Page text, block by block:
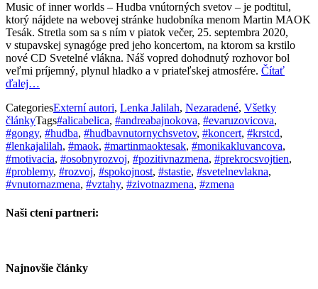
Music of inner worlds – Hudba vnútorných svetov – je podtitul,
ktorý nájdete na webovej stránke hudobníka menom Martin MAOK
Tesák. Stretla som sa s ním v piatok večer, 25. septembra 2020,
v stupavskej synagóge pred jeho koncertom, na ktorom sa krstilo
nové CD Svetelné vlákna. Náš vopred dohodnutý rozhovor bol
veľmi príjemný, plynul hladko a v priateľskej atmosfére. Čítať
ďalej…
CategoriesExterní autori, Lenka Jalilah, Nezaradené, Všetky
článkyTags#alicabelica, #andreabajnokova, #evaruzovicova,
#gongy, #hudba, #hudbavnutornychsvetov, #koncert, #krstcd,
#lenkajalilah, #maok, #martinmaoktesak, #monikakluvancova,
#motivacia, #osobnyrozvoj, #pozitivnazmena, #prekrocsvojtien,
#problemy, #rozvoj, #spokojnost, #stastie, #svetelnevlakna,
#vnutornazmena, #vztahy, #zivotnazmena, #zmena
Naši ctení partneri:
Najnovšie články